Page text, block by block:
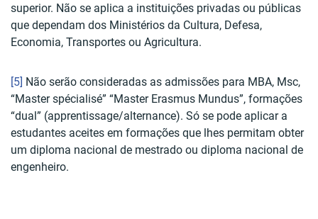
superior. Não se aplica a instituições privadas ou públicas
que dependam dos Ministérios da Cultura, Defesa,
Economia, Transportes ou Agricultura.
[5] Não serão consideradas as admissões para MBA, Msc,
“Master spécialisé” “Master Erasmus Mundus”, formações
“dual” (apprentissage/alternance). Só se pode aplicar a
estudantes aceites em formações que lhes permitam obter
um diploma nacional de mestrado ou diploma nacional de
engenheiro.